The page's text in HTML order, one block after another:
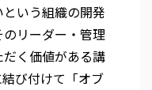
いう組織の開発
リーダー・管理
く価値がある講
び付けて「オブ